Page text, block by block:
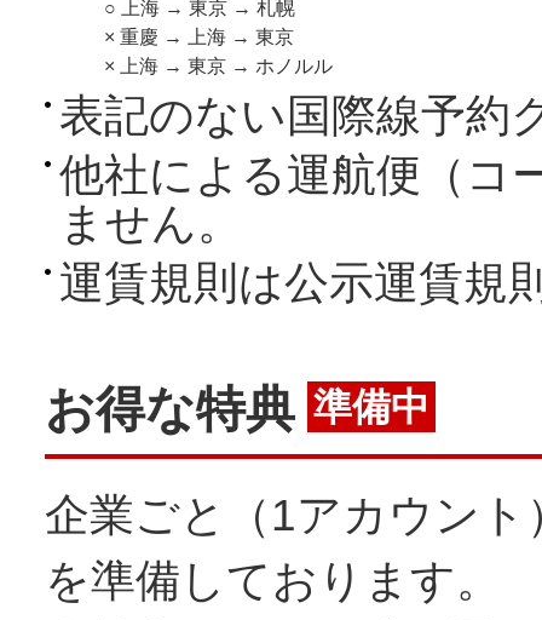
○ 上海 → 東京 → 札幌
× 重慶 → 上海 → 東京
× 上海 → 東京 → ホノルル
表記のない国際線予約
他社による運航便（コ
ません。
運賃規則は公示運賃規
お得な特典 準備中
企業ごと（1アカウン
を準備しております。